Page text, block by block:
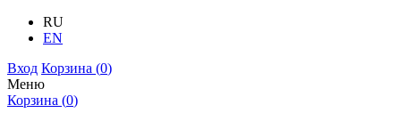
RU
EN
Вход Корзина (0)
Меню
Корзина (0)